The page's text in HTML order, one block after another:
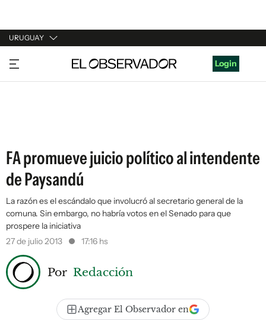
URUGUAY
URUGUAY
ARGENTINA
Login
FA promueve juicio político al intendente
de Paysandú
La razón es el escándalo que involucró al secretario general de la
comuna. Sin embargo, no habría votos en el Senado para que
prospere la iniciativa
27 de julio 2013
17:16 hs
Por Redacción
Agregar El Observador en